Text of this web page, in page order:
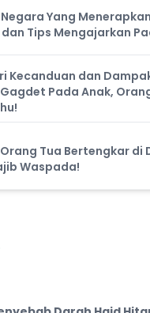
Yang Menerapkan
Tips Mengajarkan
Kecanduan dan
Pada Anak,
Tua Bertengkar di
Waspada!